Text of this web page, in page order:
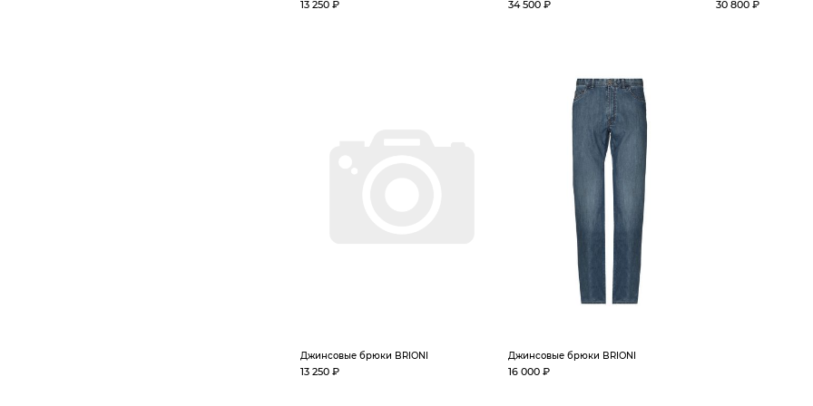
13 250 ₽ 34 500 ₽ 30 800 ₽
Джинсовые брюки BRIONI
13 250 ₽
Джинсовые брюки BRIONI
16 000 ₽